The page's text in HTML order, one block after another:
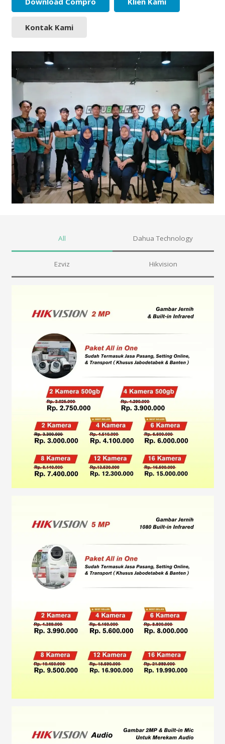
Kontak Kami
All Dahua Technology
Ezviz Hikvision